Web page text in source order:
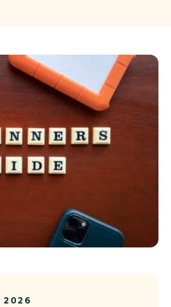
2026